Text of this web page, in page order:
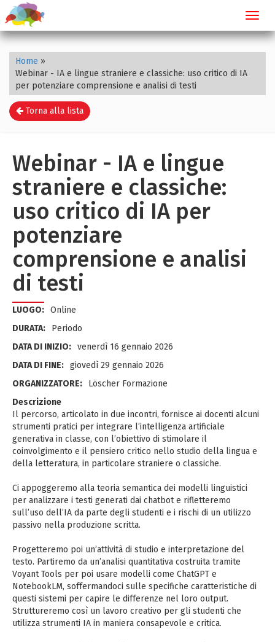
Home »
Webinar - IA e lingue straniere e classiche: uso critico di IA
per potenziare comprensione e analisi di testi
Torna alla lista
Webinar - IA e lingue
straniere e classiche:
uso critico di IA per
potenziare
comprensione e analisi
di testi
LUOGO: Online
DURATA:
Periodo
DATA DI INIZIO: venerdì 16 gennaio 2026
DATA DI FINE: giovedì 29 gennaio 2026
ORGANIZZATORE:
Löscher Formazione
Descrizione
Il percorso, articolato in due incontri, fornisce ai docenti alcuni
strumenti pratici per integrare l’intelligenza artificiale
generativa in classe, con l’obiettivo di stimolare il
coinvolgimento e il pensiero critico nello studio della lingua e
della letteratura, in particolare straniere o classiche.
Ci appoggeremo alla teoria semantica dei modelli linguistici
per analizzare i testi generati dai chatbot e rifletteremo
sull’uso dell’IA da parte degli studenti e i rischi di un utilizzo
passivo nella produzione scritta.
Progetteremo poi un’attività di studio e interpretazione del
testo. Partiremo da un’analisi quantitativa costruita tramite
Voyant Tools per poi usare modelli come ChatGPT e
NotebookLM, soffermandoci sulle specifiche caratteristiche di
questi sistemi per capire le differenze nel loro output.
Struttureremo così un lavoro creativo per gli studenti che
utilizza strumenti IA in maniera consapevole e critica.